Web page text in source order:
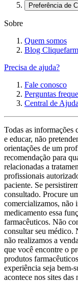
Preferência de
Sobre
Quem somos
Blog
Precisa de ajuda?
Fale conosco
Perguntas
Central de Ajuda
Todas as informações
e educar, não
orientações de um
recomendação para
relacionadas a
profissionais
paciente. Se
consultado. Procure
comercializamos, não
medicamento essa
farmacêuticos. Não
consultar seu médico.
não realizamos a
que você encontre o
produtos
experiência seja bem-
acontece nos sites das